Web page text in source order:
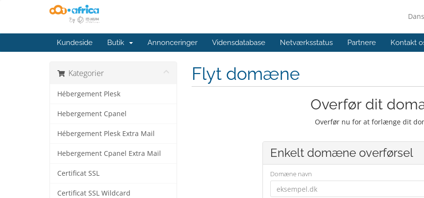
Kundeside Butik Annonceringer Vidensdatabase Netværksstatus Partnere Kontakt
Kategorier
Hébergement Plesk
Hebergement Cpanel
Hébergement Plesk Extra Mail
Hebergement Cpanel Extra Mail
Certificat SSL
Certificat SSL Wildcard
Flyt domæne
Overfør dit
Overfør nu for at forlænge dit
Enkelt domæne overførsel
Domæne navn